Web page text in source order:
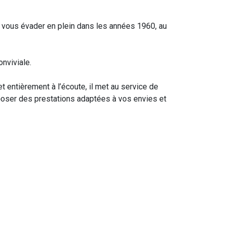
évader en plein dans les années 1960, au
entièrement à l’écoute, il met au service de
des prestations adaptées à vos envies et